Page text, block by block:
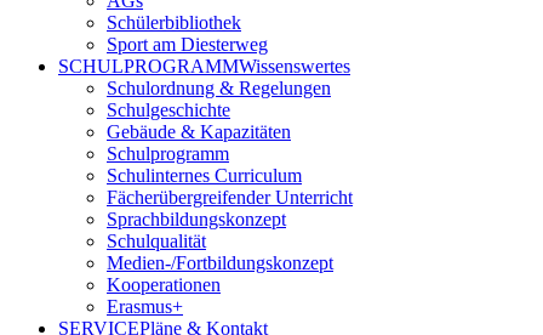
Schülerbibliothek
Sport am Diesterweg
SCHULPROGRAMMWissenswertes
Schulordnung & Regelungen
Schulgeschichte
Gebäude & Kapazitäten
Schulprogramm
Schulinternes Curriculum
Fächerübergreifender Unterricht
Sprachbildungskonzept
Schulqualität
Medien-/Fortbildungskonzept
Kooperationen
Erasmus+
SERVICEPläne & Kontakt